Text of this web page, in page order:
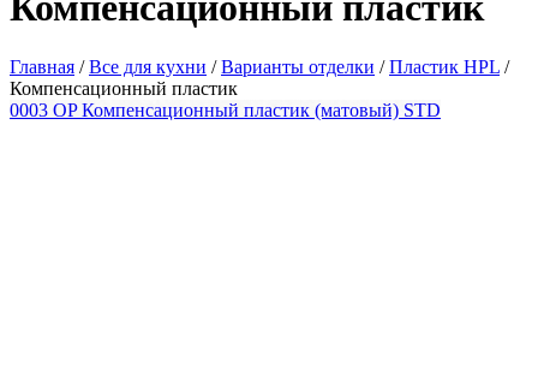
Главная /Все для кухни /Варианты отделки /Пластик HPL /
Компенсационный пластик
0003 OP Компенсационный пластик (матовый) STD